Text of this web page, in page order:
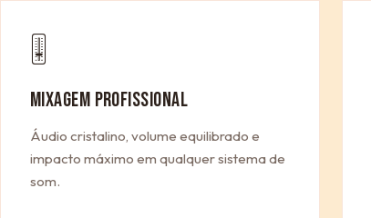
🎚
MIXAGEM PROFISSIONAL
Áudio cristalino, volume equilibrado e
impacto máximo em qualquer sistema de
som.